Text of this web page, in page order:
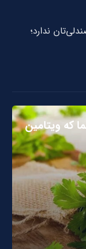
ندارد؛
که ویتامین